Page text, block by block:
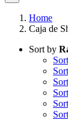
Home
Caja de
Sort by